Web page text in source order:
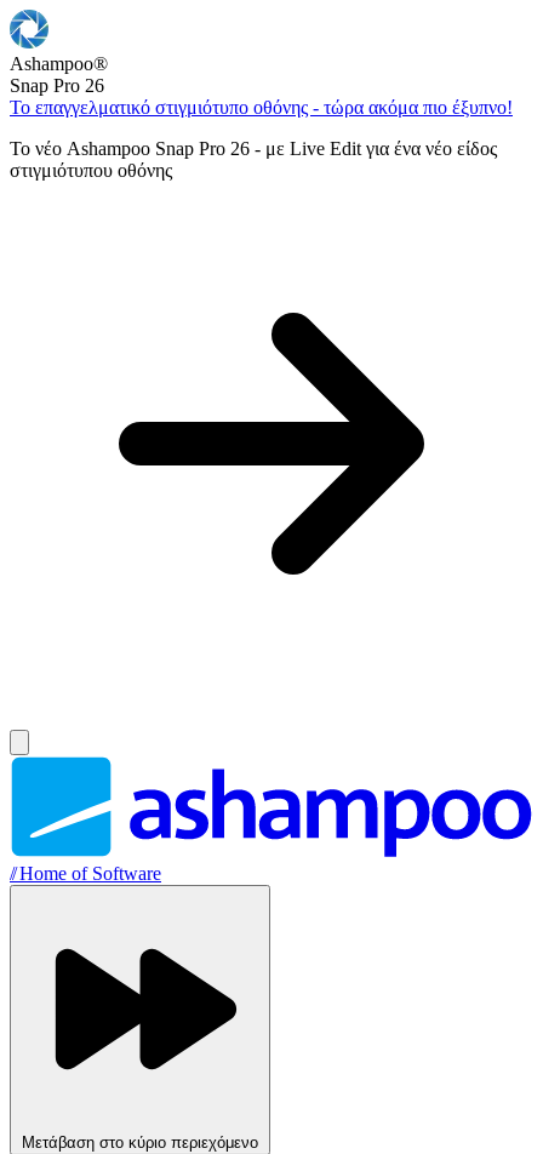
Ashampoo®
Snap Pro 26
Το επαγγελματικό στιγμιότυπο οθόνης - τώρα ακόμα πιο έξυπνο!
Το νέο Ashampoo Snap Pro 26 - με Live Edit για ένα νέο είδος
στιγμιότυπου οθόνης
//Home of Software
Μετάβαση στο κύριο περιεχόμενο